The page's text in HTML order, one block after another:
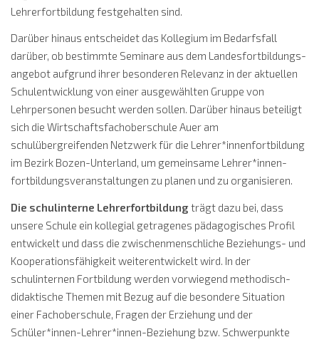
Lehrerfortbildung festgehalten sind.
Darüber hinaus entscheidet das Kollegium im Bedarfsfall
darüber, ob bestimmte Seminare aus dem Landesfortbildungs­
angebot aufgrund ihrer besonderen Relevanz in der aktuellen
Schulentwicklung von einer ausgewählten Gruppe von
Lehrpersonen besucht werden sollen. Darüber hinaus beteiligt
sich die Wirtschaftsfachoberschule Auer am
schulübergreifenden Netzwerk für die Lehrer*innenfortbildung
im Bezirk Bozen-Unterland, um gemeinsame Lehrer*innen­
fortbildungsveranstaltungen zu planen und zu organisieren.
Die schulinterne Lehrerfortbildungträgt dazu bei, dass
unsere Schule ein kollegial getragenes pädagogisches Profil
entwickelt und dass die zwischenmenschliche Beziehungs- und
Kooperationsfähigkeit weiterentwickelt wird. In der
schulinternen Fortbildung werden vorwiegend methodisch-
didaktische Themen mit Bezug auf die besondere Situation
einer Fachoberschule, Fragen der Erziehung und der
Schüler*innen-Lehrer*innen-Beziehung bzw. Schwer­punkte